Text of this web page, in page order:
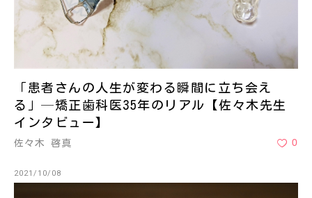
「患者さんの人生が変わる瞬間に立ち会え
る」─矯正歯科医35年のリアル【佐々木先生
インタビュー】
佐々木 啓真 0
2021/10/08